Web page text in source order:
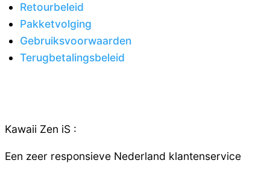
Retourbeleid
Pakketvolging
Gebruiksvoorwaarden
Terugbetalingsbeleid
Kawaii Zen iS :
Een zeer responsieve Nederland klantenservice